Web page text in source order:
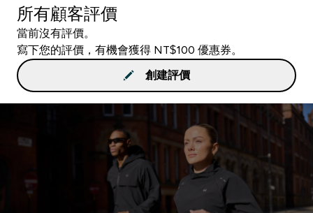
所有顧客評價
當前沒有評價。
寫下您的評價，有機會獲得 NT$100 優惠券。
創建評價